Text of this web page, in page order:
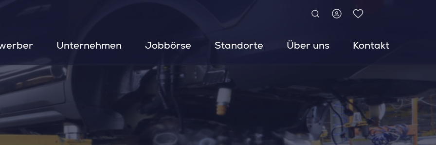
Unternehmen Jobbörse Standorte Über uns Kontakt